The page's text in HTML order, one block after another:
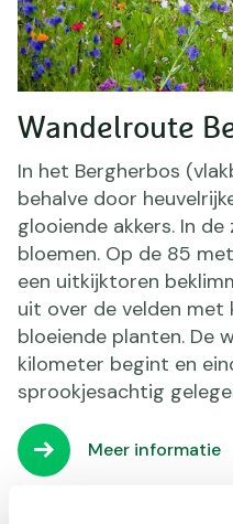
Wandelroute
In het Bergherbos
behalve door
glooiende akkers. In
bloemen. Op de 85
een uitkijktoren
uit over de velden met
bloeiende planten. De
kilometer begint en
sprookjesachtig
Meer informatie